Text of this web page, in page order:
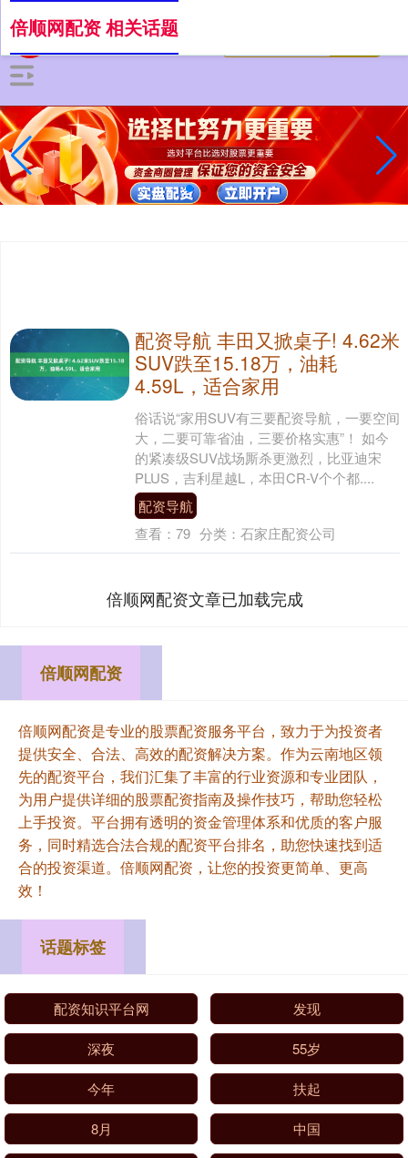
倍顺网配资 相关话题
配资导航 丰田又掀桌子! 4.62米
SUV跌至15.18万，油耗
4.59L，适合家用
俗话说“家用SUV有三要配资导航，一要空间
大，二要可靠省油，三要价格实惠”！ 如今
的紧凑级SUV战场厮杀更激烈，比亚迪宋
PLUS，吉利星越L，本田CR-V个个都....
配资导航
查看： 79 分类： 石家庄配资公司
倍顺网配资文章已加载完成
倍顺网配资
倍顺网配资是专业的股票配资服务平台，致力于为投资者
提供安全、合法、高效的配资解决方案。作为云南地区领
先的配资平台，我们汇集了丰富的行业资源和专业团队，
为用户提供详细的股票配资指南及操作技巧，帮助您轻松
上手投资。平台拥有透明的资金管理体系和优质的客户服
务，同时精选合法合规的配资平台排名，助您快速找到适
合的投资渠道。倍顺网配资，让您的投资更简单、更高
效！
话题标签
配资知识平台网 发现
深夜 55岁
今年 扶起
8月 中国